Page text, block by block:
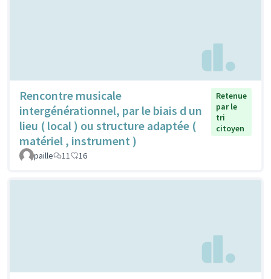
Rencontre musicale
intergénérationnel, par le biais d un
lieu ( local ) ou structure adaptée (
matériel , instrument )
Retenue
par le
tri
citoyen
paille 11 16